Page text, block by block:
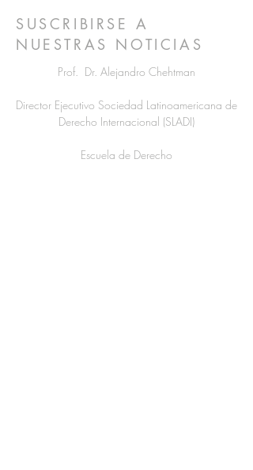
SUSCRIBIRSE A
NUESTRAS NOTICIAS
Prof. Dr. Alejandro Chehtman
Director Ejecutivo Sociedad Latinoamericana de
Derecho Internacional (SLADI)
Escuela de Derecho